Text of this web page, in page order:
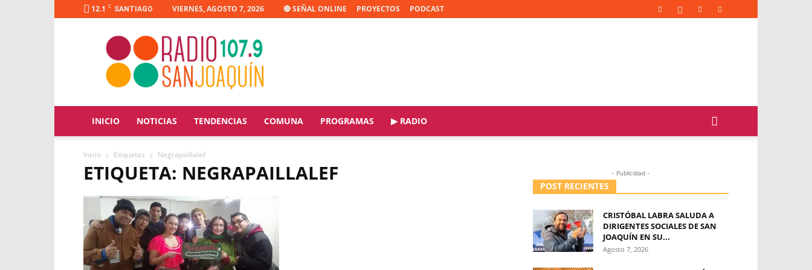
12.1 C SANTIAGO VIERNES, AGOSTO 7, 2026 🔴 SEÑAL ONLINE PROYECTOS PODCAST
Radio
Joaquín
INICIO NOTICIAS TENDENCIAS COMUNA PROGRAMAS ▶ RADIO
Inicio Etiquetas Negrapaillalef
ETIQUETA: NEGRAPAILLALEF - Publicidad -
POST RECIENTES
CRISTÓBAL LABRA SALUDA A
DIRIGENTES SOCIALES DE SAN
JOAQUÍN EN SU...
Agosto 7, 2026